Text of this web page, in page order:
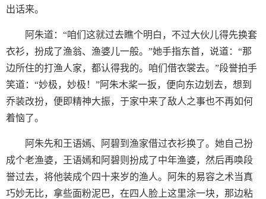
出话来。
阿朱道：“咱们这就过去瞧个明白，不过大伙儿得先换套
衣衫，扮成了渔翁、渔婆儿一般。”她手指东首，说道：“那
边所住的打渔人家，都认得我的。咱们借衣裳去。”段誉拍手
笑道：“妙极，妙极！”阿朱木桨一扳，便向东边划去，想到
乔装改扮，便即精神大振，于家中来了敌人之事也不再如何
着恼了。
阿朱先和王语嫣、阿碧到渔家借过衣衫换了。她自己扮
成个老渔婆，王语嫣和阿碧则扮成了中年渔婆，然后再唤段
誉过去，将他装成个四十来岁的渔人。阿朱的易容之术当真
巧妙无比，拿些面粉泥巴，在四人脸上这里涂一块，那边粘